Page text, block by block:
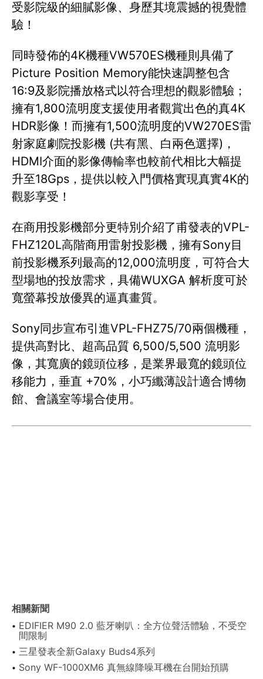
受影院級的細膩影像、身歷其境震撼的視覺體
驗！
同時發佈的4K機種VW570ES機種則具備了
Picture Position Memory能快速調整包含
16:9及影院播放格式以符合理想的觀影體驗；
擁有1,800流明度支援使用者觀賞出色的真4K
HDR影像！而擁有1,500流明度的VW270ES雷
射家庭劇院投影機 (共有黑、白兩色選擇)，
HDMI介面的影像傳輸率也較前代相比大幅提
升至18Gps，提供以較入門價格實現真實4K的
觀影享受！
在商用投影機部分更特別介紹了甫發表的VPL-
FHZ120L高階商用雷射投影機，擁有Sony目
前投影機系列最高的12,000流明度，可符合大
型場地的投放需求，具備WUXGA 解析度可於
寬螢幕投放優異的逼真畫質。
Sony同步宣布引進VPL-FHZ75/70兩個機種，
提供高對比、超高品質 6,500/5,500 流明影
像，其寬廣的鏡頭位移，是業界最寬的鏡頭位
移能力，垂直 +70%，小巧纖薄設計適合博物
館、會議室等場合使用。
相關新聞
EDIFIER M90 2.0 藍牙喇叭：全方位聲活體驗，不受空
間限制
三星發表全新Galaxy Buds4系列
Sony WF-1000XM6 真無線降噪耳機在台開始預購